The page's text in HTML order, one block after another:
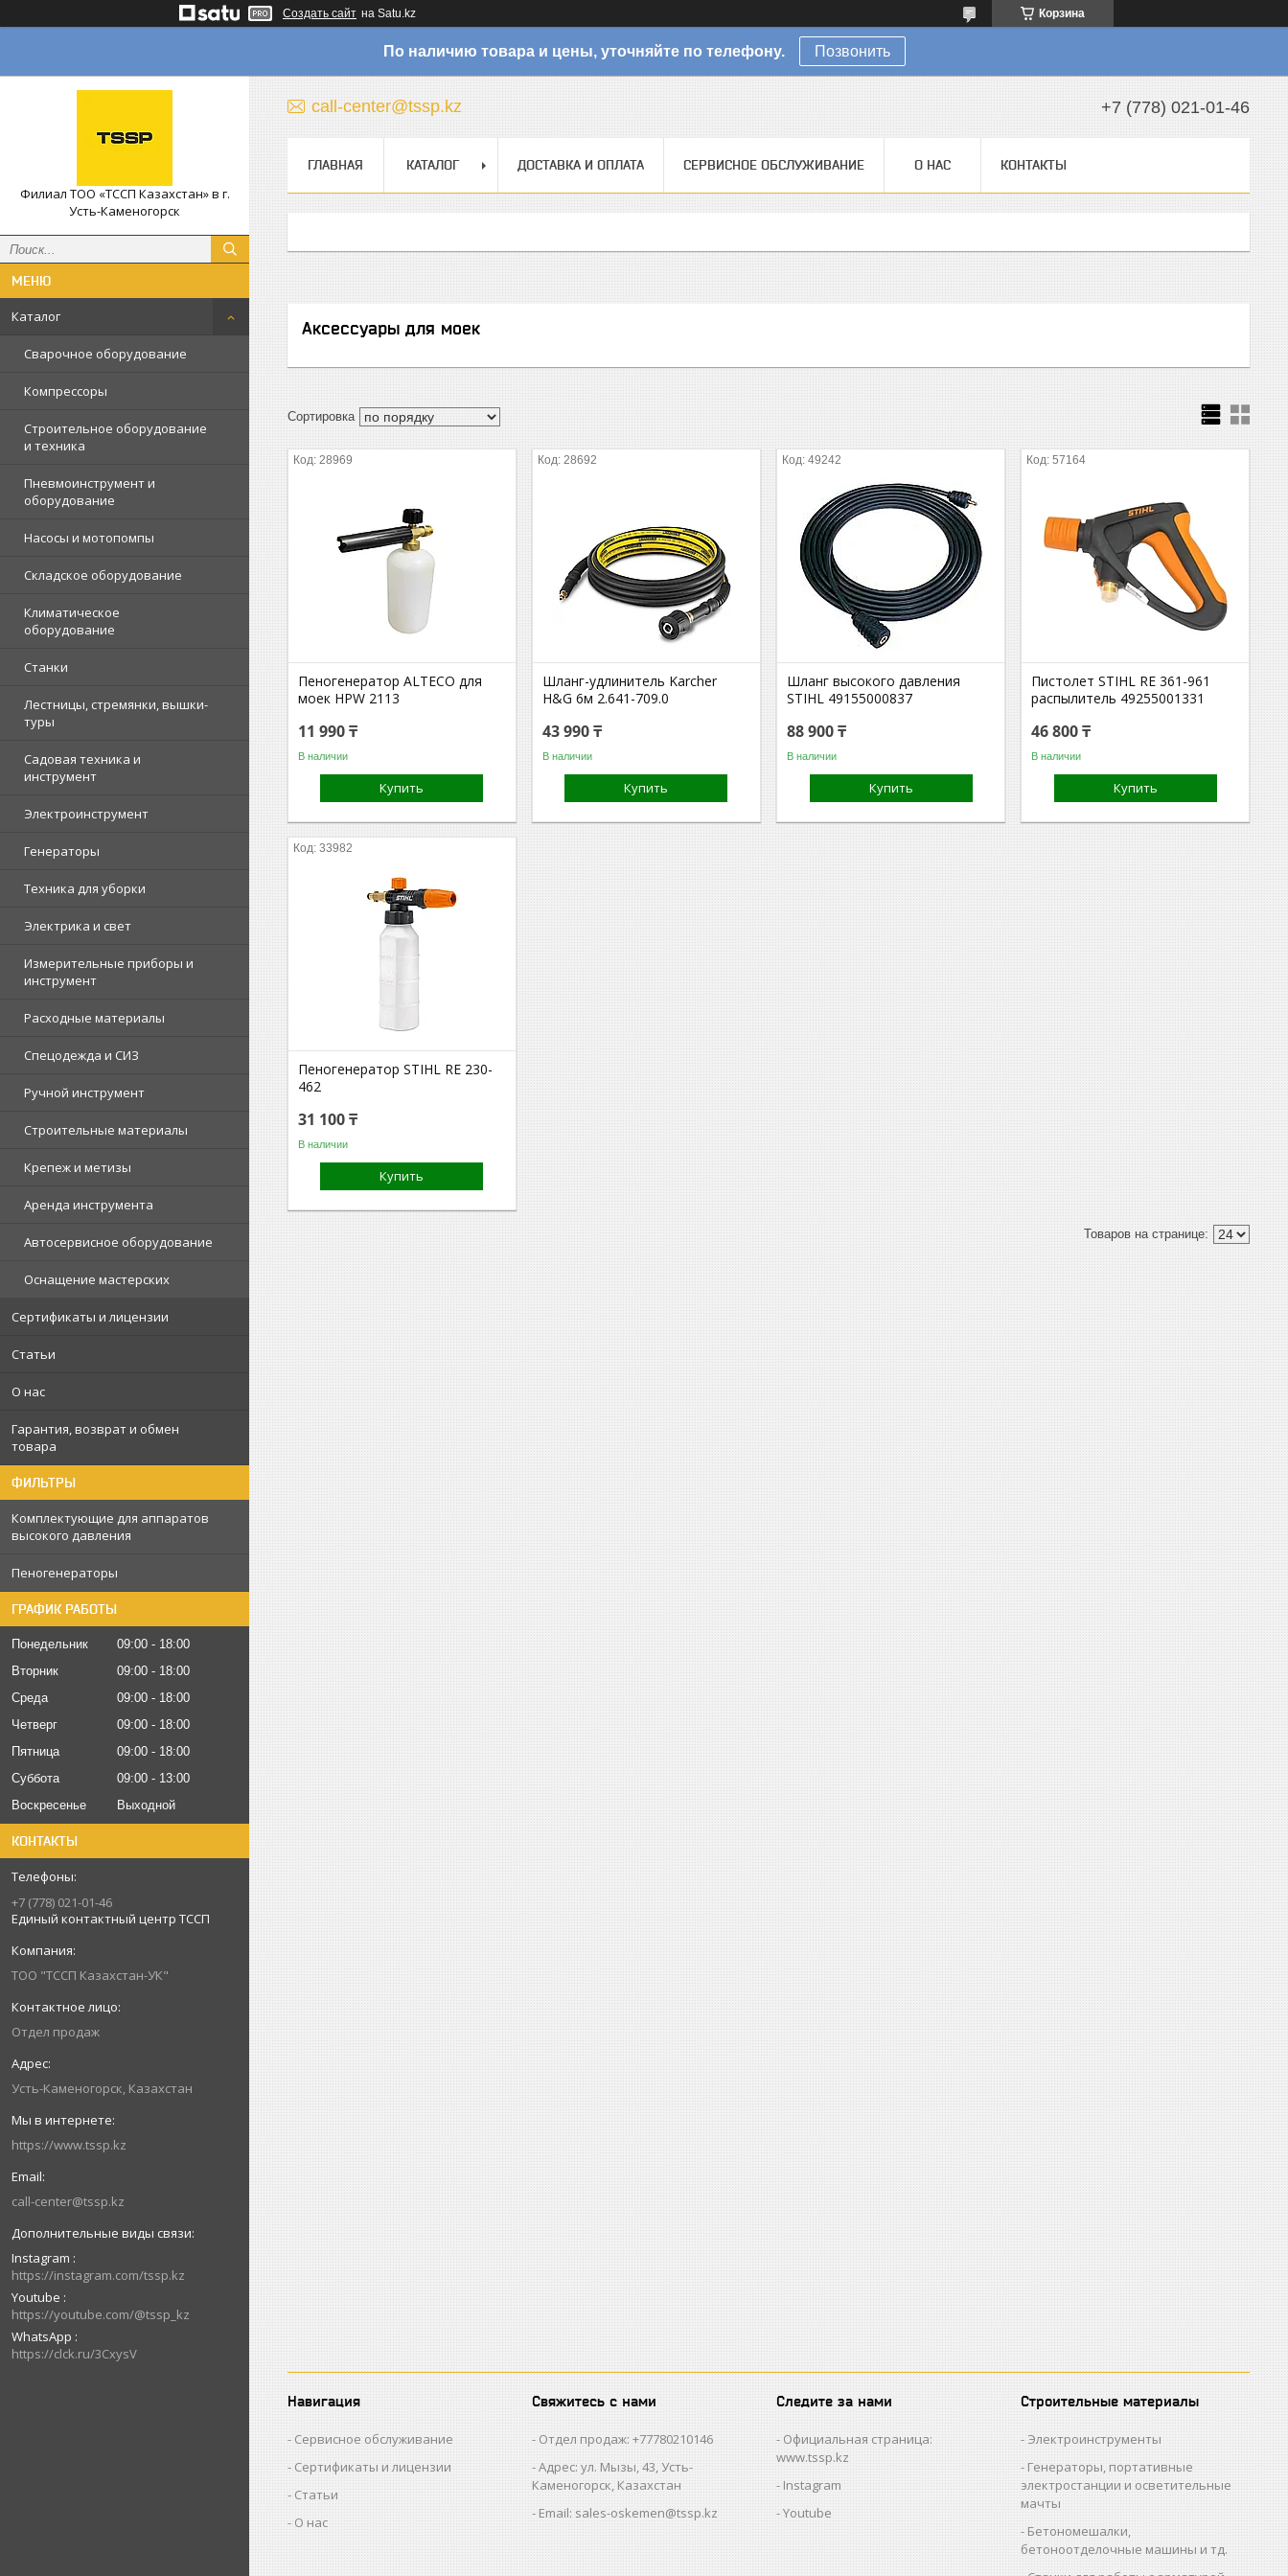
Создать сайт на Satu.kz Корзина
По наличию товара и цены, уточняйте по телефону. Позвонить
Филиал ТОО «ТССП Казахстан» в г.
Усть-Каменогорск
Каталог
Сварочное оборудование
Компрессоры
Строительное оборудование
и техника
Пневмоинструмент и
оборудование
Насосы и мотопомпы
Складское оборудование
Климатическое
оборудование
Станки
Лестницы, стремянки, вышки-
туры
Садовая техника и
инструмент
Электроинструмент
Генераторы
Техника для уборки
Электрика и свет
Измерительные приборы и
инструмент
Расходные материалы
Спецодежда и СИЗ
Ручной инструмент
Строительные материалы
Крепеж и метизы
Аренда инструмента
Автосервисное оборудование
Оснащение мастерских
Сертификаты и лицензии
Статьи
О нас
Гарантия, возврат и обмен
товара
ФИЛЬТРЫ
Комплектующие для аппаратов
высокого давления
Пеногенераторы
ГРАФИК РАБОТЫ
Понедельник 09:00
18:00
Вторник
09:00
18:00
Среда
09:00
18:00
Четверг
09:00
18:00
Пятница
09:00
18:00
Суббота
09:00
13:00
Воскресенье
Выходной
КОНТАКТЫ
+7 (778) 021-01-46
Единый контактный центр ТССП
ТОО "ТССП Казахстан-УК"
Отдел продаж
Усть-Каменогорск, Казахстан
https://www.tssp.kz
call-center@tssp.kz
Instagram
https://instagram.com/tssp.kz
Youtube
https://youtube.com/@tssp_kz
WhatsApp
https://clck.ru/3CxysV
call-center@tssp.kz +7 (778) 021-01-46
ГЛАВНАЯ КАТАЛОГ ДОСТАВКА И ОПЛАТА СЕРВИСНОЕ ОБСЛУЖИВАНИЕ О НАС КОНТАКТЫ
Аксессуары для моек
28969
Пеногенератор ALTECO для
моек HPW 2113
11 990 ₸
В наличии
Купить
28692
Шланг-удлинитель Karcher
H&G 6м 2.641-709.0
43 990 ₸
В наличии
Купить
49242
Шланг высокого давления
STIHL 49155000837
88 900 ₸
В наличии
Купить
57164
Пистолет STIHL RE 361-961
распылитель 49255001331
46 800 ₸
В наличии
Купить
33982
Пеногенератор STIHL RE 230-
462
31 100 ₸
В наличии
Купить
Навигация
Сервисное обслуживание
Сертификаты и лицензии
Статьи
О нас
Свяжитесь с нами
Отдел продаж: +77780210146
Адрес: ул. Мызы, 43, Усть-
Каменогорск, Казахстан
Email: sales-oskemen@tssp.kz
Следите за нами
Официальная страница:
www.tssp.kz
Instagram
Youtube
Строительные материалы
Электроинструменты
Генераторы, портативные
электростанции и осветительные
мачты
Бетономешалки,
бетоноотделочные машины и тд.